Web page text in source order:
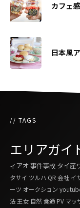
カフェ
日本風
// TAGS
エリアガイ
ィアオ 事件事故 タイ産
タサイ ツルハ QR 会社 イ
ーツ オークション
法王女 自然食通 PV マッ